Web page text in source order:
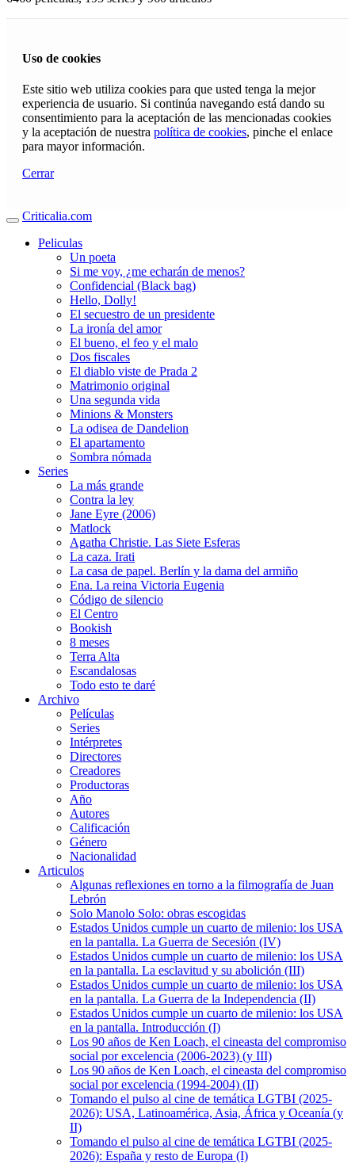
Uso de cookies
Este sitio web utiliza cookies para que usted tenga la mejor
experiencia de usuario. Si continúa navegando está dando su
consentimiento para la aceptación de las mencionadas cookies
y la aceptación de nuestra política de cookies, pinche el enlace
para mayor información.
Cerrar
Criticalia.com
Peliculas
Un poeta
Si me voy, ¿me echarán de menos?
Confidencial (Black bag)
Hello, Dolly!
El secuestro de un presidente
La ironía del amor
El bueno, el feo y el malo
Dos fiscales
El diablo viste de Prada 2
Matrimonio original
Una segunda vida
Minions & Monsters
La odisea de Dandelion
El apartamento
Sombra nómada
Series
La más grande
Contra la ley
Jane Eyre (2006)
Matlock
Agatha Christie. Las Siete Esferas
La caza. Irati
La casa de papel. Berlín y la dama del armiño
Ena. La reina Victoria Eugenia
Código de silencio
El Centro
Bookish
8 meses
Terra Alta
Escandalosas
Todo esto te daré
Archivo
Películas
Series
Intérpretes
Directores
Creadores
Productoras
Año
Autores
Calificación
Género
Nacionalidad
Articulos
Algunas reflexiones en torno a la filmografía de Juan
Lebrón
Solo Manolo Solo: obras escogidas
Estados Unidos cumple un cuarto de milenio: los USA
en la pantalla. La Guerra de Secesión (IV)
Estados Unidos cumple un cuarto de milenio: los USA
en la pantalla. La esclavitud y su abolición (III)
Estados Unidos cumple un cuarto de milenio: los USA
en la pantalla. La Guerra de la Independencia (II)
Estados Unidos cumple un cuarto de milenio: los USA
en la pantalla. Introducción (I)
Los 90 años de Ken Loach, el cineasta del compromiso
social por excelencia (2006-2023) (y III)
Los 90 años de Ken Loach, el cineasta del compromiso
social por excelencia (1994-2004) (II)
Tomando el pulso al cine de temática LGTBI (2025-
2026): USA, Latinoamérica, Asia, África y Oceanía (y
II)
Tomando el pulso al cine de temática LGTBI (2025-
2026): España y resto de Europa (I)